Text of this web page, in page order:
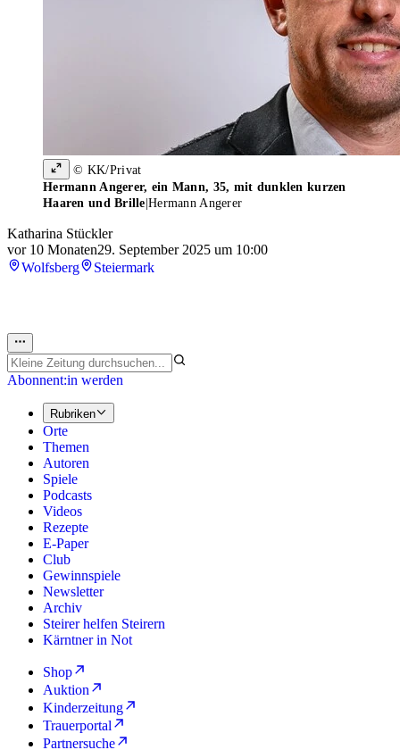
© KK/Privat
Hermann Angerer, ein Mann, 35, mit dunklen kurzen
Haaren und Brille |Hermann Angerer
Katharina Stückler
vor 10 Monaten29. September 2025 um 10:00
Wolfsberg
Steiermark
Abonnent:in werden
Rubriken
Orte
Themen
Autoren
Spiele
Podcasts
Videos
Rezepte
E-Paper
Club
Gewinnspiele
Newsletter
Archiv
Steirer helfen Steirern
Kärntner in Not
Shop
Auktion
Kinderzeitung
Trauerportal
Partnersuche